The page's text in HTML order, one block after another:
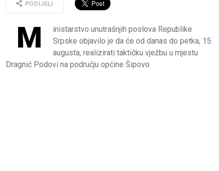
PODIJELI
M
inistarstvo unutrašnjih poslova Republike
Srpske objavilo je da će od danas do petka, 15.
augusta, realizirati taktičku vježbu u mjestu
Dragnić Podovi na području općine Šipovo.